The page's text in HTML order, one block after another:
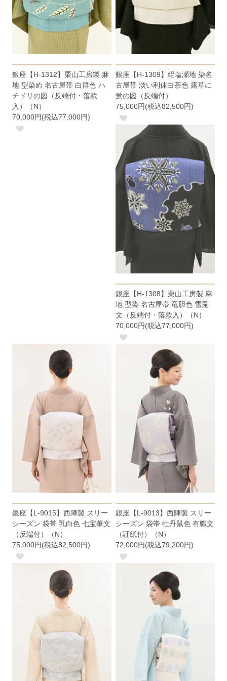
銀座【H-1312】栗山工房製 麻
地 型染め 名古屋帯 白群色 ハ
チドリの図（反端付・落款
入）（N）
70,000円(税込77,000円)
銀座【H-1309】絽塩瀬地 染名
古屋帯 淡い利休白茶色 露草に
蛍の図（反端付）
75,000円(税込82,500円)
銀座【H-1308】栗山工房製 麻
地 型染 名古屋帯 竜胆色 雪兎
文（反端付・落款入）（N）
70,000円(税込77,000円)
銀座【L-9015】西陣製 スリー
シーズン 袋帯 乳白色 七宝華文
（反端付）（N）
75,000円(税込82,500円)
銀座【L-9013】西陣製 スリー
シーズン 袋帯 牡丹鼠色 有職文
（証紙付）（N）
72,000円(税込79,200円)